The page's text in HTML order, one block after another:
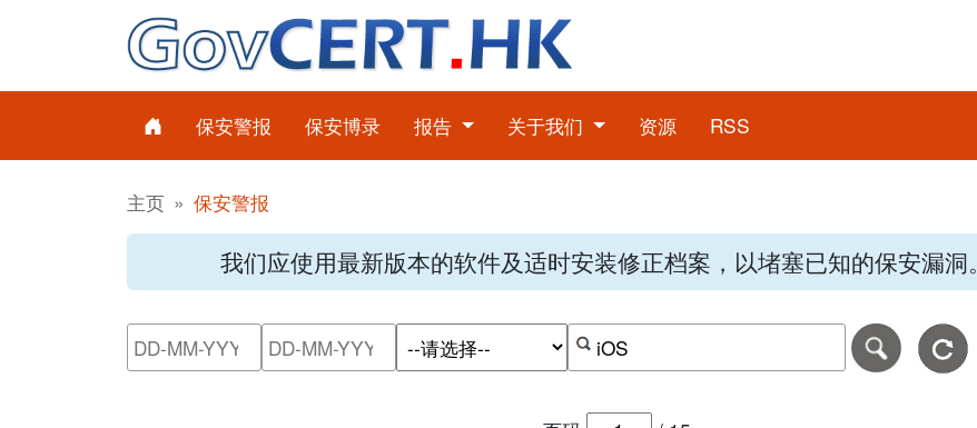
保安警报 保安博录 报告 关于我们 资源 RSS
主页 保安警报
我们应使用最新版本的软件及适时安装修正档案，以堵塞已知的保安漏洞。
请输入搜索日期范围的开始日期，格式为-日日-月月-年年年年。
请输入搜索日期范围的结束日期，格式为-日日-月月-年年年年。
按关键字或 CVE ID 搜寻保安警报